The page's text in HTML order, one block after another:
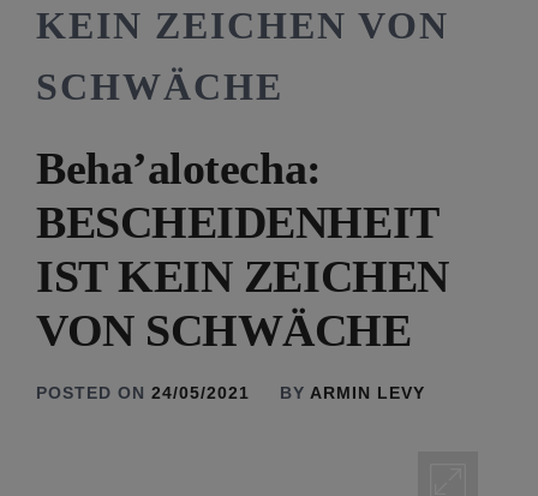
KEIN ZEICHEN VON
SCHWÄCHE
Beha’alotecha:
BESCHEIDENHEIT
IST KEIN ZEICHEN
VON SCHWÄCHE
POSTED ON 24/05/2021 BY ARMIN LEVY